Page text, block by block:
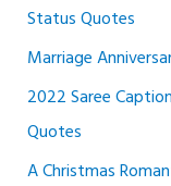
Status Quotes
Marriage
2022 Saree
Quotes
A Christmas